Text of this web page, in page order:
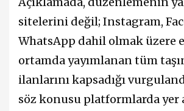
sitelerini değil; Instagram,
WhatsApp dahil olmak üzere
ortamda yayımlanan tüm
ilanlarını kapsadığı
söz konusu platformlarda yer